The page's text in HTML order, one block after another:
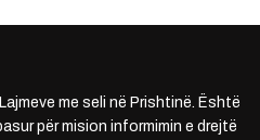
me seli në Prishtinë. Është
për mision informimin e drejtë